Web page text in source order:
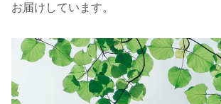
お届けしています。